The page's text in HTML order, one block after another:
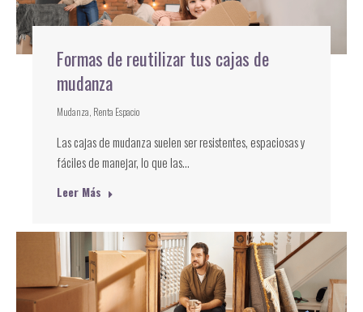
Formas de reutilizar tus cajas de
mudanza
Mudanza Renta Espacio
Las cajas de mudanza suelen ser resistentes, espaciosas y
fáciles de manejar, lo que las…
Leer Más